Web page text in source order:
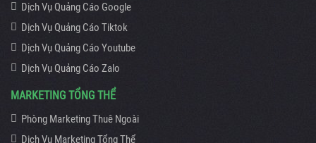
Dịch Vụ Quảng Cáo Google
Dịch Vụ Quảng Cáo Tiktok
Dịch Vụ Quảng Cáo Youtube
Dịch Vụ Quảng Cáo Zalo
MARKETING TỔNG THỂ
Phòng Marketing Thuê Ngoài
Dịch Vụ Marketing Tổng Thể